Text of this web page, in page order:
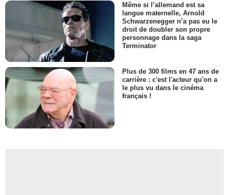
Même si l’allemand est sa
langue maternelle, Arnold
Schwarzenegger n’a pas eu le
droit de doubler son propre
personnage dans la saga
Terminator
Plus de 300 films en 47 ans de
carrière : c'est l'acteur qu'on a
le plus vu dans le cinéma
français !